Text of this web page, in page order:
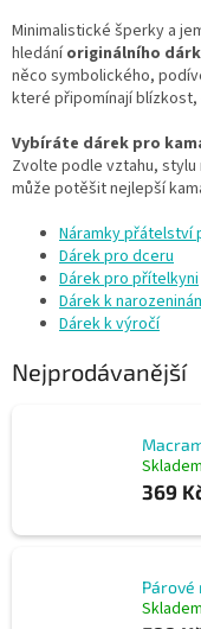
Minimalistické šperky a
hledáníoriginálního
něco symbolického,
které připomínají
Vybíráte dárek pro
Zvolte podle vztahu,
může potěšit nejlepší
Náramky přátelství
Dárek pro dceru
Dárek pro přítelkyni
Dárek k
Dárek k výročí
Nejprodávanější
Skladem
369
Párové
Skladem